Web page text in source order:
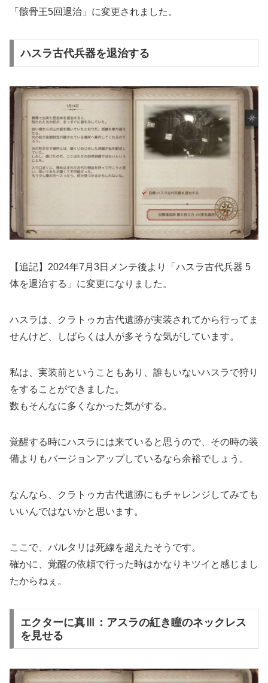
「骸骨王5回退治」に変更されました。
ハスラ古代兵器を退治する
【追記】2024年7月3日メンテ後より「ハスラ古代兵器 5
体を退治する」に変更になりました。
ハスラは、クラトゥカ古代遺跡が実装されてから行ってま
せんけど、しばらくは人が多そうな気がしています。
私は、実装前ということもあり、誰もいないハスラで狩り
をすることができました。
数もそんなに多くなかった気がする。
覚醒する時にハスラには来ていると思うので、その時の装
備よりもバージョンアップしているなら余裕でしょう。
なんなら、クラトゥカ古代遺跡にもチャレンジしてみても
いいんではないかと思います。
ここで、バルタリは死線を超えたそうです。
確かに、覚醒の依頼で行った時はかなりキツイと感じまし
たからねぇ。
エクターに真Ⅲ：アスラの紅き瞳のネックレス
を見せる